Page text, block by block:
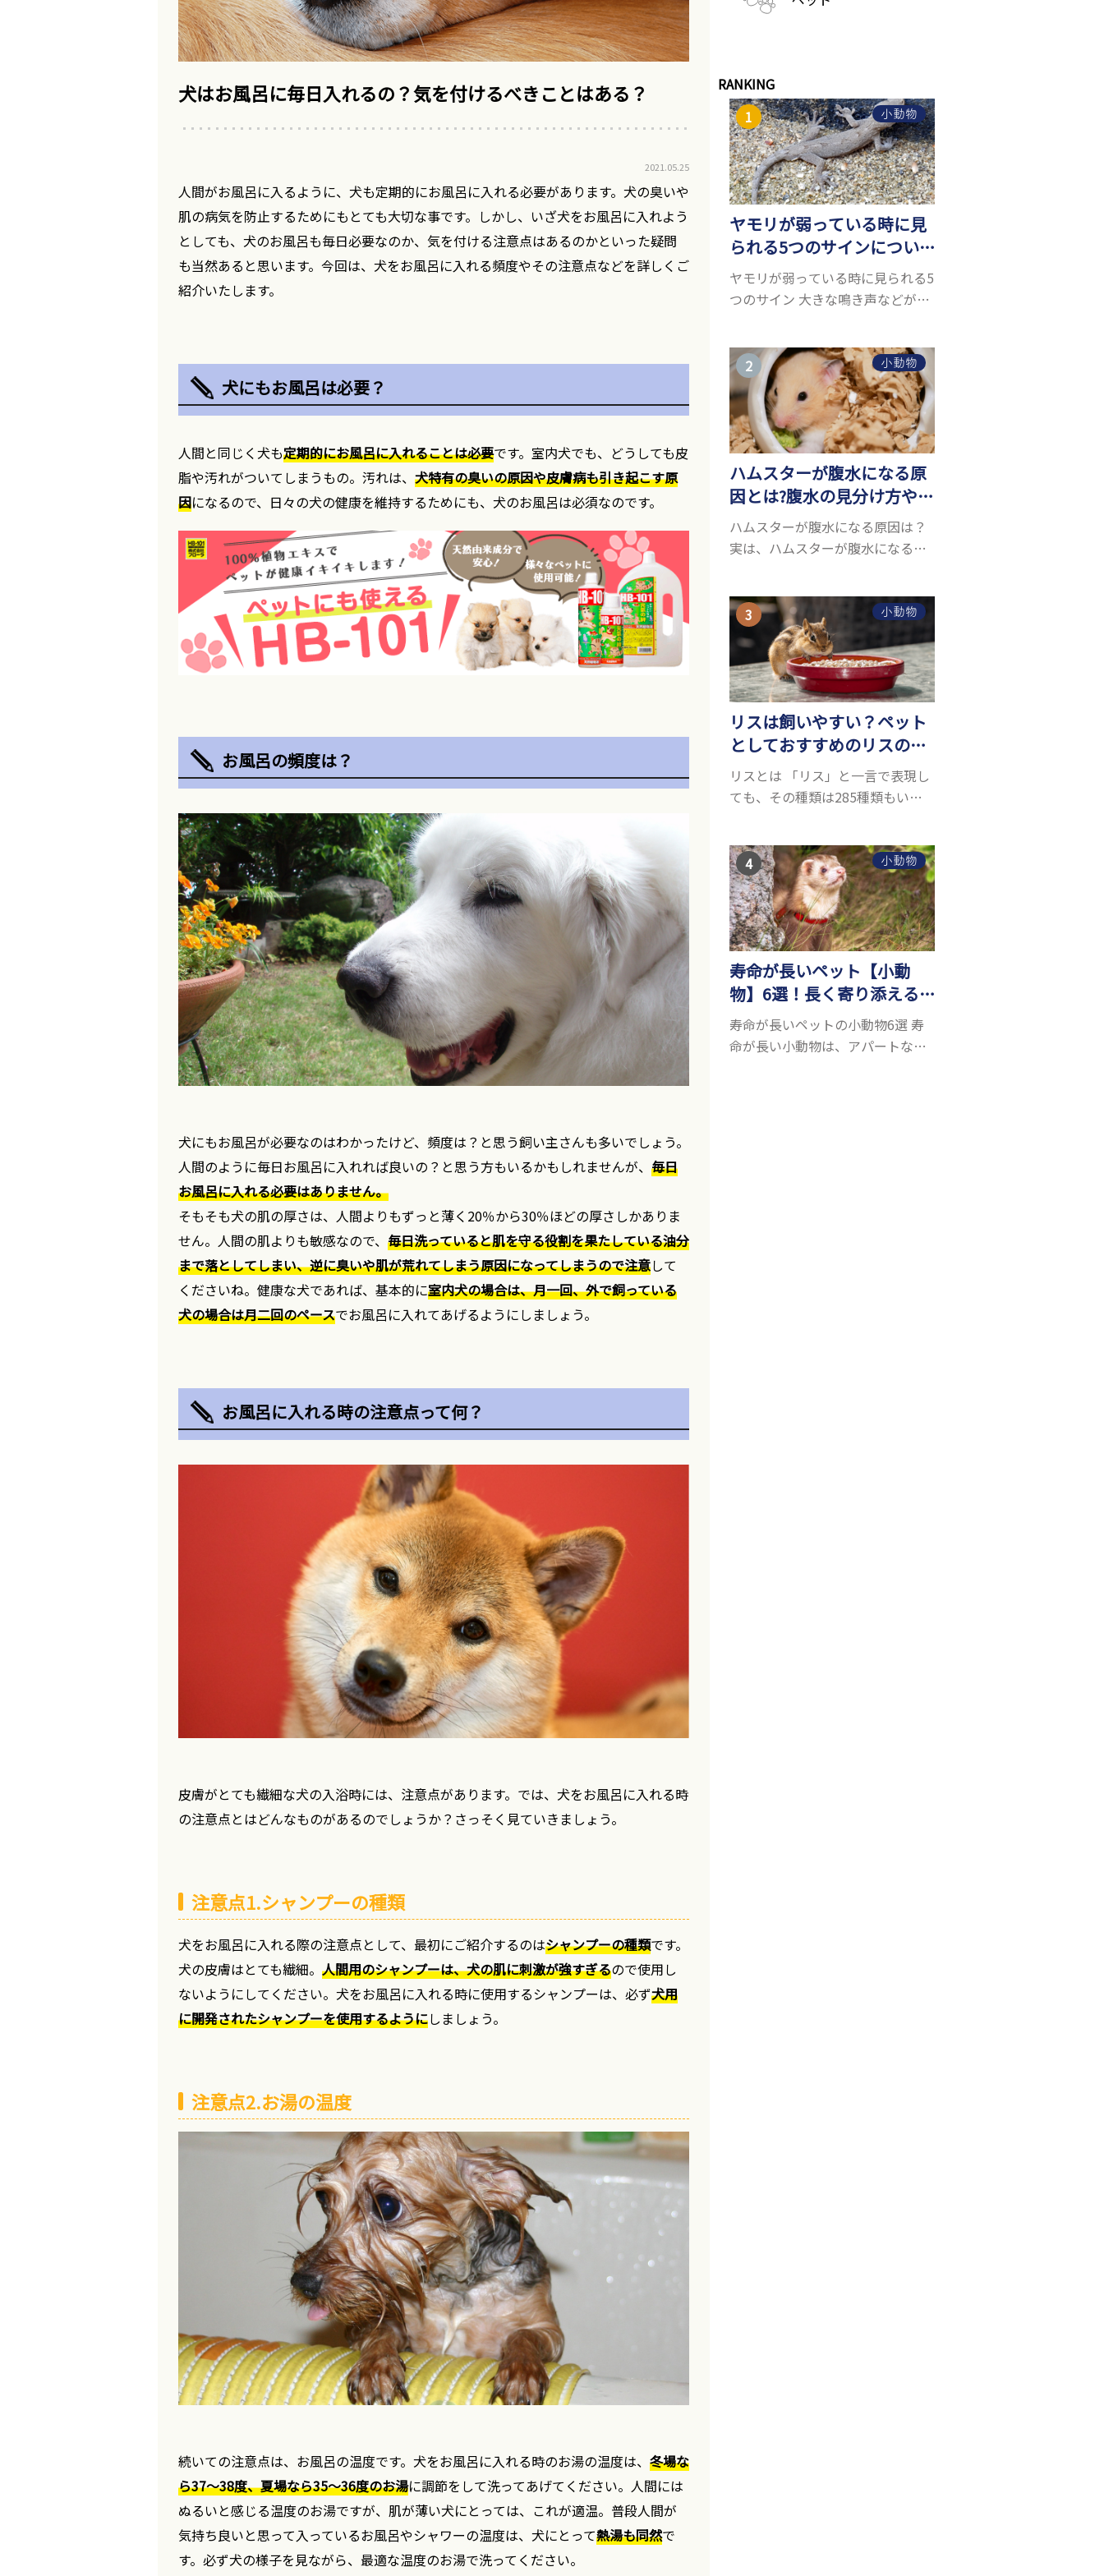
犬はお風呂に毎日入れるの？気を付けるべきことはある？
2021.05.25
人間がお風呂に入るように、犬も定期的にお風呂に入れる必要があります。犬の臭いや
肌の病気を防止するためにもとても大切な事です。しかし、いざ犬をお風呂に入れよう
としても、犬のお風呂も毎日必要なのか、気を付ける注意点はあるのかといった疑問
も当然あると思います。今回は、犬をお風呂に入れる頻度やその注意点などを詳しくご
紹介いたします。
犬にもお風呂は必要？
人間と同じく犬も定期的にお風呂に入れることは必要です。室内犬でも、どうしても皮
脂や汚れがついてしまうもの。汚れは、 犬特有の臭いの原因や皮膚病も引き起こす原
因になるので、日々の犬の健康を維持するためにも、犬のお風呂は必須なのです。
お風呂の頻度は？
犬にもお風呂が必要なのはわかったけど、頻度は？と思う飼い主さんも多いでしょう。
人間のように毎日お風呂に入れれば良いの？と思う方もいるかもしれませんが、 毎日
お風呂に入れる必要はありません。
そもそも犬の肌の厚さは、人間よりもずっと薄く20％から30％ほどの厚さしかありま
せん。人間の肌よりも敏感なので、 毎日洗っていると肌を守る役割を果たしている油分
まで落としてしまい、逆に臭いや肌が荒れてしまう原因になってしまうので注意して
くださいね。健康な犬であれば、基本的に室内犬の場合は、月一回、外で飼っている
犬の場合は月二回のペースでお風呂に入れてあげるようにしましょう。
お風呂に入れる時の注意点って何？
皮膚がとても繊細な犬の入浴時には、注意点があります。では、犬をお風呂に入れる時
の注意点とはどんなものがあるのでしょうか？さっそく見ていきましょう。
注意点1.シャンプーの種類
犬をお風呂に入れる際の注意点として、最初にご紹介するのはシャンプーの種類です。
犬の皮膚はとても繊細。 人間用のシャンプーは、犬の肌に刺激が強すぎるので使用し
ないようにしてください。犬をお風呂に入れる時に使用するシャンプーは、必ず犬用
に開発されたシャンプーを使用するようにしましょう。
注意点2.お湯の温度
続いての注意点は、お風呂の温度です。犬をお風呂に入れる時のお湯の温度は、 冬場な
ら37～38度、夏場なら35～36度のお湯に調節をして洗ってあげてください。人間には
ぬるいと感じる温度のお湯ですが、肌が薄い犬にとっては、これが適温。普段人間が
気持ち良いと思って入っているお風呂やシャワーの温度は、犬にとって熱湯も同然で
す。必ず犬の様子を見ながら、最適な温度のお湯で洗ってください。
RANKING
小動物
ヤモリが弱っている時に見
られる5つのサインについ
て詳しくご紹介！
ヤモリが弱っている時に見られる5
つのサイン 大きな鳴き声などがな
して人気が高まっているヤモリを
お迎えしたいと思う人も多いので
はないでしょうか...
小動物
ハムスターが腹水になる原
因とは?腹水の見分け方や対
処方法を解説
ハムスターが腹水になる原因は？
実は、ハムスターが腹水になる原
しいため、難しい検査を気軽にす
ることができないためです。 腹水
になる理由はさま...
小動物
リスは飼いやすい？ペット
としておすすめのリスの種
類5選
リスとは 「リス」と一言で表現し
ても、その種類は285種類もいる
意とするモモンガやムササビもリ
スの仲間です。森の木の上にいる
イメージが強いも...
小動物
寿命が長いペット【小動
物】6選！長く寄り添える
小動物はいる？
寿命が長いペットの小動物6選 寿
命が長い小動物は、アパートなど